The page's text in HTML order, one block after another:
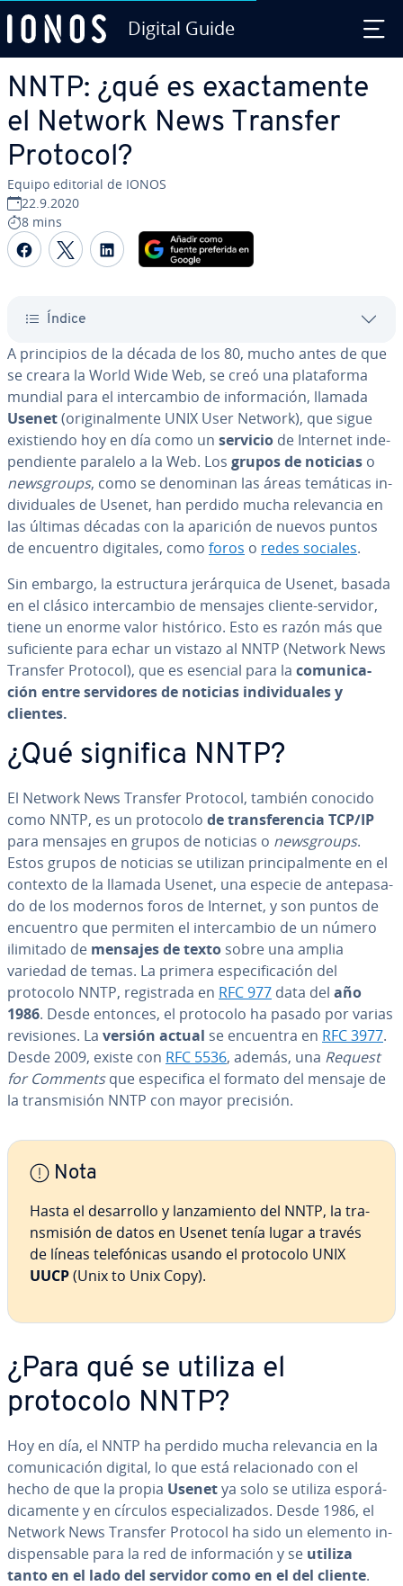
Digital Guide
NNTP: ¿qué es exac­ta­me­n­te
el Network News Transfer
Protocol?
Equipo editorial de IONOS
22.9.2020
8 mins
Compartir Facebook
Compartir Twitter
Compartir LinkedIn
Índice
A pri­n­ci­pios de la década de los 80, mucho antes de que
se creara la World Wide Web, se creó una pla­ta­fo­r­ma
mundial para el in­te­r­ca­m­bio de in­fo­r­ma­ción, llamada
Usenet(ori­gi­na­l­me­n­te UNIX User Network), que sigue
exi­s­tie­n­do hoy en día como un servicio de Internet in­de­
pe­n­die­n­te paralelo a la Web. Los grupos de noticias o
ne­w­s­grou­ps, como se denominan las áreas temáticas in­
di­vi­dua­les de Usenet, han perdido mucha re­le­va­n­cia en
las últimas décadas con la aparición de nuevos puntos
de encuentro digitales, como foros o redes sociales.
Sin embargo, la es­tru­c­tu­ra je­rá­r­qui­ca de Usenet, basada
en el clásico in­te­r­ca­m­bio de mensajes cliente-servidor,
tiene un enorme valor histórico. Esto es razón más que
su­fi­cie­n­te para echar un vistazo al NNTP (Network News
Transfer Protocol), que es esencial para la co­mu­ni­ca­
ción entre se­r­vi­do­res de noticias in­di­vi­dua­les y
clientes.
¿Qué significa NNTP?
El Network News Transfer Protocol, también conocido
como NNTP, es un protocolo de tra­n­s­fe­re­n­cia TCP/IP
para mensajes en grupos de noticias o ne­w­s­grou­ps.
Estos grupos de noticias se utilizan pri­n­ci­pa­l­me­n­te en el
contexto de la llamada Usenet, una especie de an­te­pa­sa­
do de los modernos foros de Internet, y son puntos de
encuentro que permiten el in­te­r­ca­m­bio de un número
ilimitado de mensajes de texto sobre una amplia
variedad de temas. La primera es­pe­ci­fi­ca­ción del
protocolo NNTP, re­gi­s­tra­da en RFC 977 data del año
1986. Desde entonces, el protocolo ha pasado por varias
re­vi­sio­nes. La versión actual se encuentra en RFC 3977.
Desde 2009, existe con RFC 5536, además, una Request
for Commentsque es­pe­ci­fi­ca el formato del mensaje de
la tra­n­s­mi­sión NNTP con mayor precisión.
Nota
Hasta el de­sa­rro­llo y la­n­za­mie­n­to del NNTP, la tra­
n­s­mi­sión de datos en Usenet tenía lugar a través
de líneas te­le­fó­ni­cas usando el protocolo UNIX
UUCP(Unix to Unix Copy).
¿Para qué se utiliza el
protocolo NNTP?
Hoy en día, el NNTP ha perdido mucha re­le­va­n­cia en la
co­mu­ni­ca­ción digital, lo que está re­la­cio­na­do con el
hecho de que la propia Usenetya solo se utiliza es­po­rá­
di­ca­me­n­te y en círculos es­pe­cia­li­za­dos. Desde 1986, el
Network News Transfer Protocol ha sido un elemento in­
di­s­pe­n­sa­ble para la red de in­fo­r­ma­ción y se utiliza
tanto en el lado del servidor como en el del cliente.